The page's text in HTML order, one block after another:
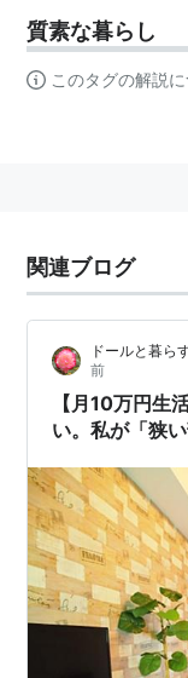
質素な暮らし
このタグの解説
関連ブログ
ドールと暮ら
前
【月10万円生
い。私が「狭